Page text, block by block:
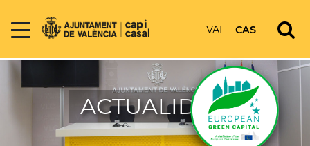
VAL CAS
ACTUALIDAD